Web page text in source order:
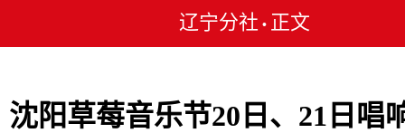
辽宁分社 • 正文
沈阳草莓音乐节20日、21日唱